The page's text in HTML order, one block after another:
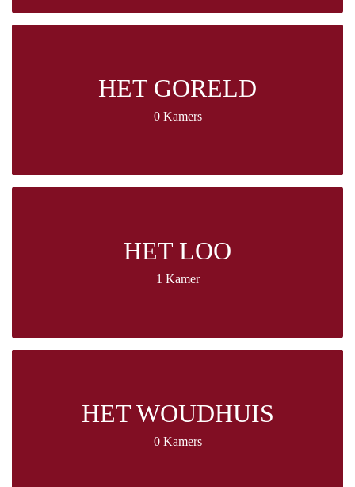
HET GORELD
0 Kamers
HET LOO
1 Kamer
HET WOUDHUIS
0 Kamers